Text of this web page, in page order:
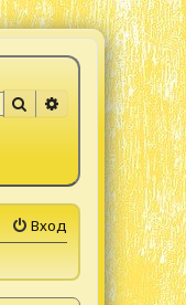
Поиск Расширенный
Вход